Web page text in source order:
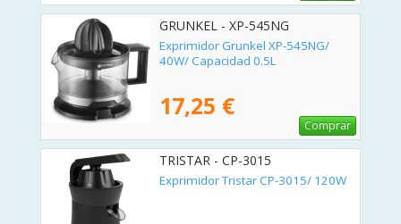
GRUNKEL - XP-545NG
Exprimidor Grunkel XP-545NG/
40W/ Capacidad 0.5L
17,25 €
Comprar
TRISTAR - CP-3015
Exprimidor Tristar CP-3015/ 120W